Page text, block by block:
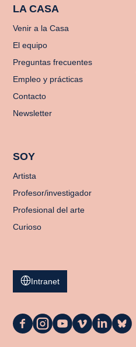
LA CASA
Venir a la Casa
El equipo
Preguntas frecuentes
Empleo y prácticas
Contacto
Newsletter
SOY
Artista
Profesor/investigador
Profesional del arte
Curioso
Intranet
La
La
La
La
La
La